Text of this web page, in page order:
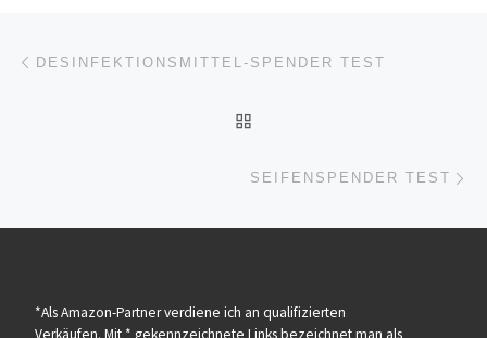
Beitragsnavigation
DESINFEKTIONSMITTEL-SPENDER TEST
SEIFENSPENDER TEST
*Als Amazon-Partner verdiene ich an qualifizierten